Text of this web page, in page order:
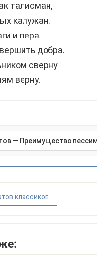
талисман,
калужан.
и пера
добра.
сверну
верну.
— Преимущество
классиков